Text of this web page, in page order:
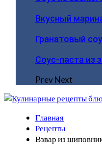
Вкусный
Гранатовый
Соус-паста из
PrevNext
Главная
Рецепты
Взвар из